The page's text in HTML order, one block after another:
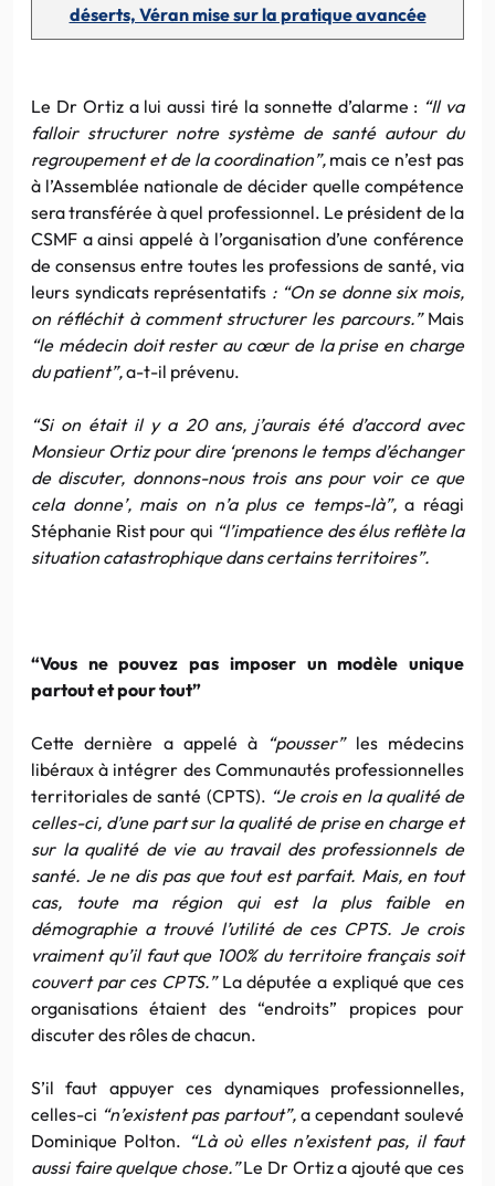
déserts, Véran mise sur la pratique avancée
Le Dr Ortiz a lui aussi tiré la sonnette d’alarme : “Il va
falloir structurer notre système de santé autour du
regroupement et de la coordination”,mais ce n’est pas
à l’Assemblée nationale de décider quelle compétence
sera transférée à quel professionnel. Le président de la
CSMF a ainsi appelé à l’organisation d’une conférence
de consensus entre toutes les professions de santé, via
leurs syndicats représentatifs : “On se donne six mois,
on réfléchit à comment structurer les parcours.” Mais
“le médecin doit rester au cœur de la prise en charge
du patient”,a-t-il prévenu.
“Si on était il y a 20 ans, j’aurais été d’accord avec
Monsieur Ortiz pour dire ‘prenons le temps d’échanger
de discuter, donnons-nous trois ans pour voir ce que
cela donne’, mais on n’a plus ce temps-là”,a réagi
Stéphanie Rist pour qui “l’impatience des élus reflète la
situation catastrophique dans certains territoires”.
“Vous ne pouvez pas imposer un modèle unique
partout et pour tout”
Cette dernière a appelé à “pousser” les médecins
libéraux à intégrer des Communautés professionnelles
territoriales de santé (CPTS). “Je crois en la qualité de
celles-ci, d’une part sur la qualité de prise en charge et
sur la qualité de vie au travail des professionnels de
santé. Je ne dis pas que tout est parfait. Mais, en tout
cas, toute ma région qui est la plus faible en
démographie a trouvé l’utilité de ces CPTS. Je crois
vraiment qu’il faut que 100% du territoire français soit
couvert par ces CPTS.” La députée a expliqué que ces
organisations étaient des “endroits” propices pour
discuter des rôles de chacun.
S’il faut appuyer ces dynamiques professionnelles,
celles-ci “n’existent pas partout”,a cependant soulevé
Dominique Polton. “Là où elles n’existent pas, il faut
aussi faire quelque chose.”Le Dr Ortiz a ajouté que ces